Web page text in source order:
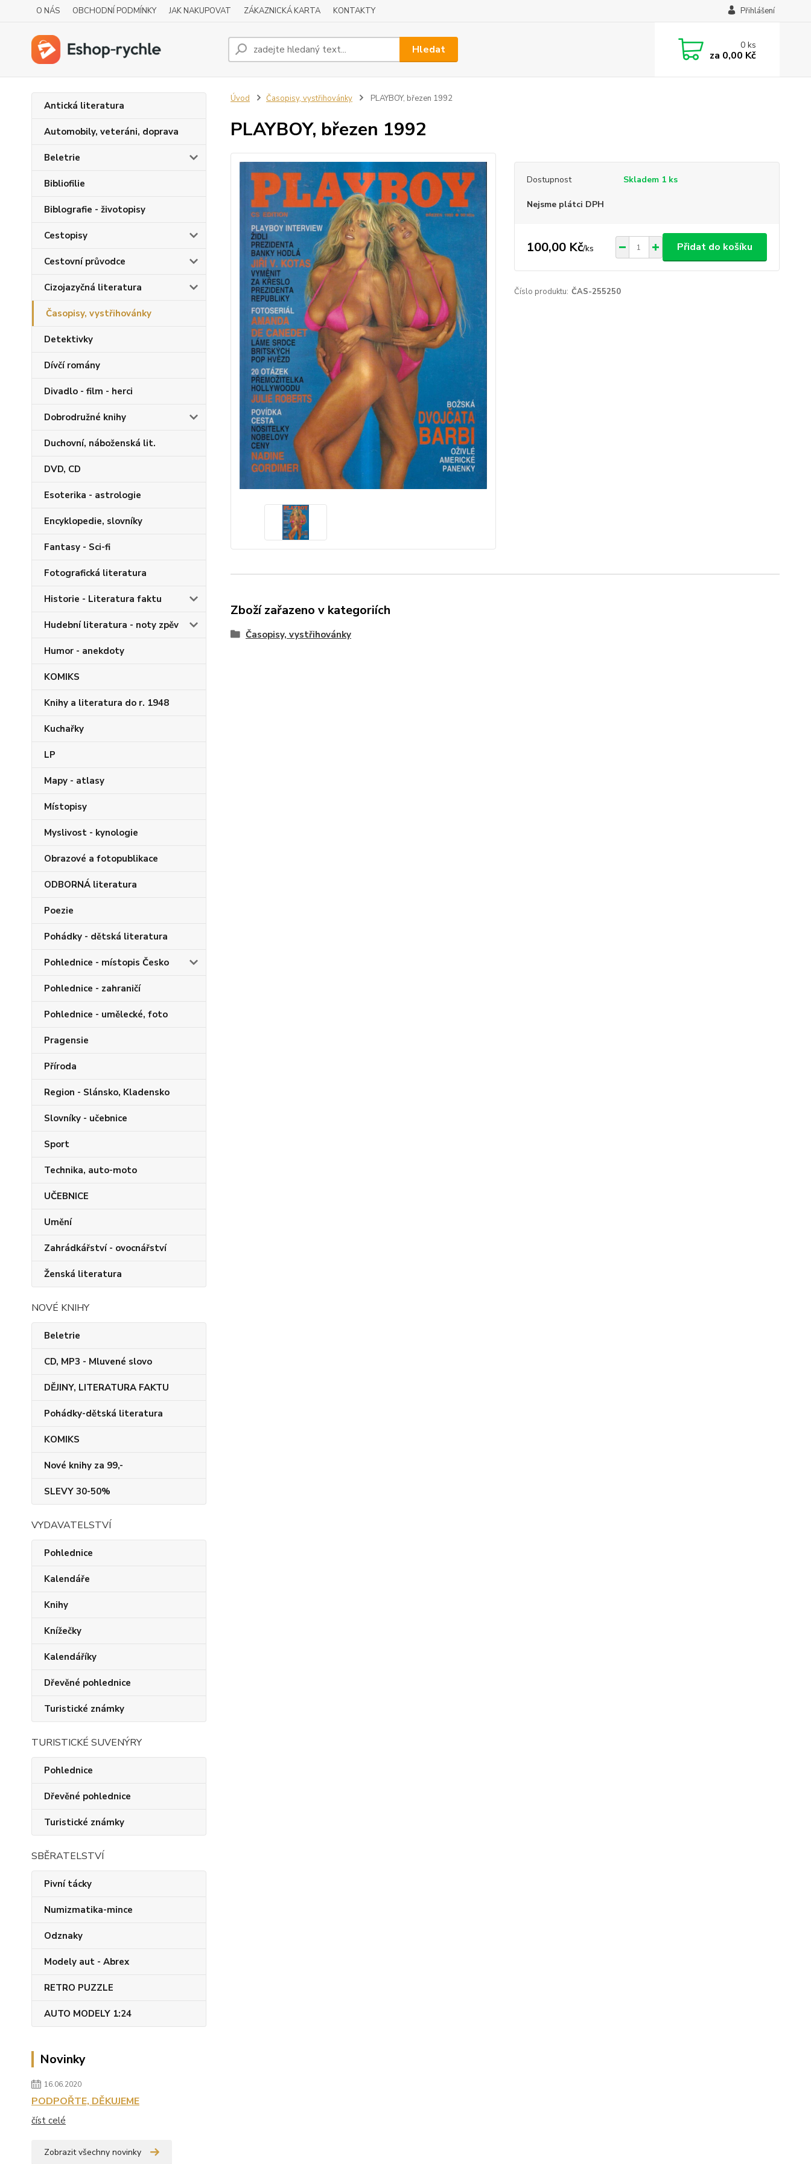
O NÁS OBCHODNÍ PODMÍNKY JAK NAKUPOVAT ZÁKAZNICKÁ KARTA KONTAKTY Přihlášení
Hledat 0ks
za 0,00 Kč
Antická literatura
Automobily, veteráni, doprava
Beletrie
Bibliofilie
Biblografie - životopisy
Cestopisy
Cestovní průvodce
Cizojazyčná literatura
Časopisy, vystřihovánky
Detektivky
Dívčí romány
Divadlo - film - herci
Dobrodružné knihy
Duchovní, náboženská lit.
DVD, CD
Esoterika - astrologie
Encyklopedie, slovníky
Fantasy - Sci-fi
Fotografická literatura
Historie - Literatura faktu
Hudební literatura - noty zpěv
Humor - anekdoty
KOMIKS
Knihy a literatura do r. 1948
Kuchařky
LP
Mapy - atlasy
Místopisy
Myslivost - kynologie
Obrazové a fotopublikace
ODBORNÁ literatura
Poezie
Pohádky - dětská literatura
Pohlednice - místopis Česko
Pohlednice - zahraničí
Pohlednice - umělecké, foto
Pragensie
Příroda
Region - Slánsko, Kladensko
Slovníky - učebnice
Sport
Technika, auto-moto
UČEBNICE
Umění
Zahrádkářství - ovocnářství
Ženská literatura
NOVÉ KNIHY
Beletrie
CD, MP3 - Mluvené slovo
DĚJINY, LITERATURA FAKTU
Pohádky-dětská literatura
KOMIKS
Nové knihy za 99,-
SLEVY 30-50%
VYDAVATELSTVÍ
Pohlednice
Kalendáře
Knihy
Knížečky
Kalendáříky
Dřevěné pohlednice
Turistické známky
TURISTICKÉ SUVENÝRY
Pohlednice
Dřevěné pohlednice
Turistické známky
SBĚRATELSTVÍ
Pivní tácky
Numizmatika-mince
Odznaky
Modely aut - Abrex
RETRO PUZZLE
AUTO MODELY 1:24
Novinky
16.06.2020
PODPOŘTE, DĚKUJEME
číst celé
Zobrazit všechny novinky
Úvod Časopisy, vystřihovánky PLAYBOY, březen 1992
PLAYBOY, březen 1992
Dostupnost Skladem 1 ks
Nejsme plátci DPH
100,00 Kč/ks Přidat do košíku
Číslo produktu: ČAS-255250
Zboží zařazeno v kategoriích
Časopisy, vystřihovánky